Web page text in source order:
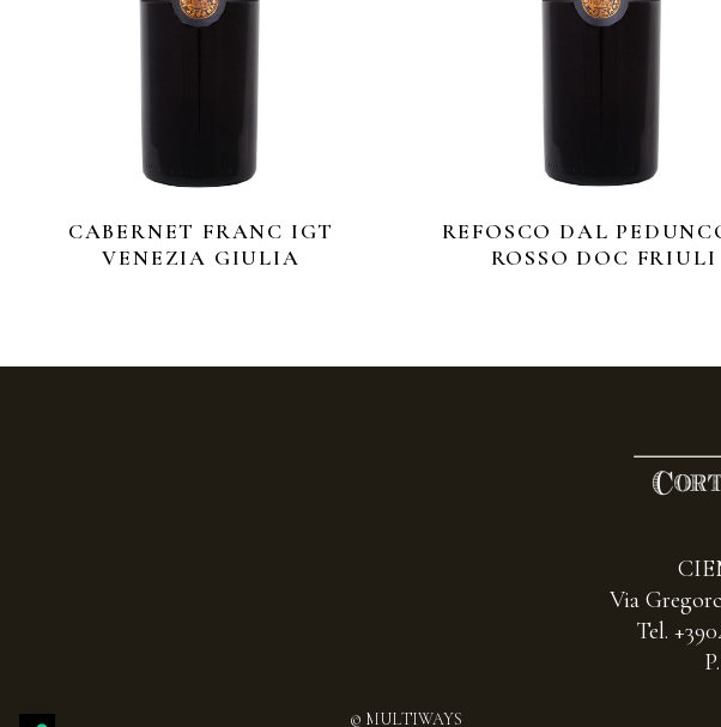
CABERNET FRANC IGT
VENEZIA GIULIA
REFOSCO DAL
ROSSO DOC FRIULI
Via
Tel.
© MULTIWAYS